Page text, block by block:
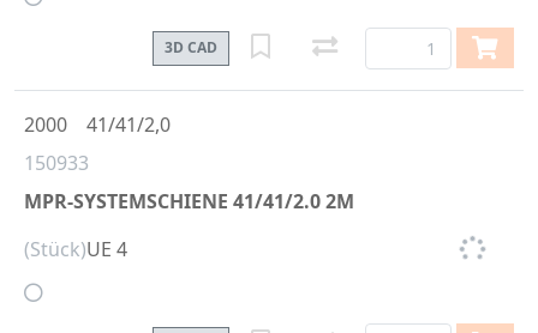
3D CAD
150933
MPR-SYSTEMSCHIENE 41/41/2.0 2M
2000 41/41/2,0
(Stück)UE 4